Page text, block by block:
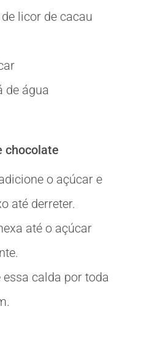
licor de cacau
de água
chocolate
o açúcar e
até derreter.
até o açúcar
essa calda por toda